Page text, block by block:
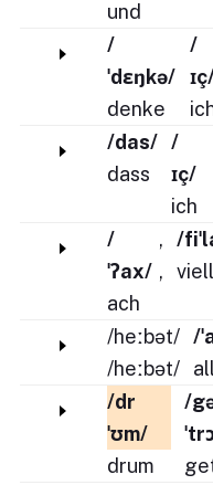
und
/
ˈdɛŋkə/
denke
/
/das/
dass
/
ɪç/
ich
/
ˈʔax/
ach
,
,
/
/heːbət/
/heːbət/
/
/dr
ˈʊm/
drum
/